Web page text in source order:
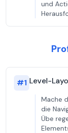
und
#1 Level-
Mache
die
Übe